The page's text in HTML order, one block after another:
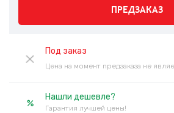
ПРЕДЗАКАЗ
Под заказ
Цена на момент предзаказа не
Нашли дешевле?
Гарантия лучшей цены!